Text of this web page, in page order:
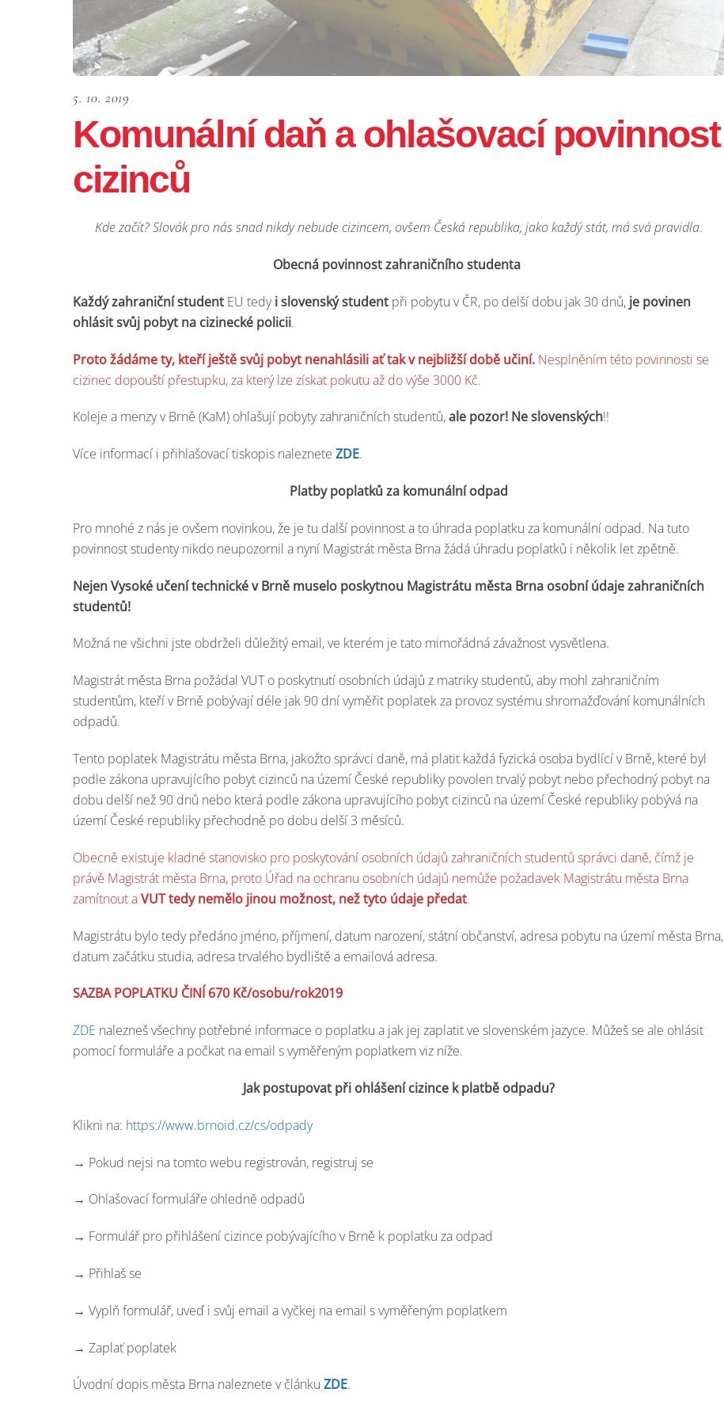
5. 10. 2019
Komunální daň a ohlašovací povinnost
cizinců
Kde začít? Slovák pro nás snad nikdy nebude cizincem, ovšem Česká republika, jako každý stát, má svá pravidla.
Obecná povinnost zahraničního studenta
Každý zahraniční student EU tedyi slovenský student při pobytu v ČR, po delší dobu jak 30 dnů, je povinen
ohlásit svůj pobyt na cizinecké policii.
Proto žádáme ty, kteří ještě svůj pobyt nenahlásili ať tak v nejbližší době učiní. Nesplněním této povinnosti se
cizinec dopouští přestupku, za který lze získat pokutu až do výše 3000 Kč.
Koleje a menzy v Brně (KaM) ohlašují pobyty zahraničních studentů,ale pozor! Ne slovenských!!
Více informací i přihlašovací tiskopis naleznete ZDE.
Platby poplatků za komunální odpad
Pro mnohé z nás je ovšem novinkou, že je tu další povinnost a to úhrada poplatku za komunální odpad. Na tuto
povinnost studenty nikdo neupozornil a nyní Magistrát města Brna žádá úhradu poplatků i několik let zpětně.
Nejen Vysoké učení technické v Brně muselo poskytnou Magistrátu města Brna osobní údaje zahraničních
studentů!
Možná ne všichni jste obdrželi důležitý email, ve kterém je tato mimořádná závažnost vysvětlena.
Magistrát města Brna požádal VUT o poskytnutí osobních údajů z matriky studentů, aby mohl zahraničním
studentům, kteří v Brně pobývají déle jak 90 dní vyměřit poplatek za provoz systému shromažďování komunálních
odpadů.
Tento poplatek Magistrátu města Brna, jakožto správci daně, má platit každá fyzická osoba bydlící v Brně, které byl
podle zákona upravujícího pobyt cizinců na území České republiky povolen trvalý pobyt nebo přechodný pobyt na
dobu delší než 90 dnů nebo která podle zákona upravujícího pobyt cizinců na území České republiky pobývá na
území České republiky přechodně po dobu delší 3 měsíců.
Obecně existuje kladné stanovisko pro poskytování osobních údajů zahraničních studentů správci daně, čímž je
právě Magistrát města Brna, proto Úřad na ochranu osobních údajů nemůže požadavek Magistrátu města Brna
zamítnout aVUT tedy nemělo jinou možnost, než tyto údaje předat.
Magistrátu bylo tedy předáno jméno, příjmení, datum narození, státní občanství, adresa pobytu na území města Brna,
datum začátku studia, adresa trvalého bydliště a emailová adresa.
SAZBA POPLATKU ČINÍ 670 Kč/osobu/rok2019
ZDE nalezneš všechny potřebné informace o poplatku a jak jej zaplatit ve slovenském jazyce. Můžeš se ale ohlásit
pomocí formuláře a počkat na email s vyměřeným poplatkem viz níže.
Jak postupovat při ohlášení cizince k platbě odpadu?
Klikni na: https://www.brnoid.cz/cs/odpady
→ Pokud nejsi na tomto webu registrován, registruj se
→ Ohlašovací formuláře ohledně odpadů
→ Formulář pro přihlášení cizince pobývajícího v Brně k poplatku za odpad
→ Přihlaš se
→ Vyplň formulář, uveď i svůj email a vyčkej na email s vyměřeným poplatkem
→ Zaplať poplatek
Úvodní dopis města Brna naleznete v článku ZDE.